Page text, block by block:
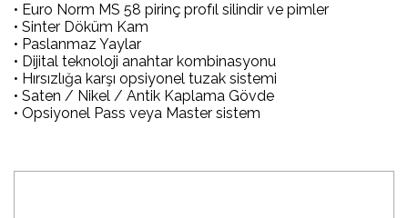
• Euro Norm MS 58 pirinç profıl silindir ve pimler
• Sinter Döküm Kam
• Paslanmaz Yaylar
• Dijital teknoloji anahtar kombinasyonu
• Hırsızlığa karşı opsiyonel tuzak sistemi
• Saten / Nikel / Antik Kaplama Gövde
• Opsiyonel Pass veya Master sistem